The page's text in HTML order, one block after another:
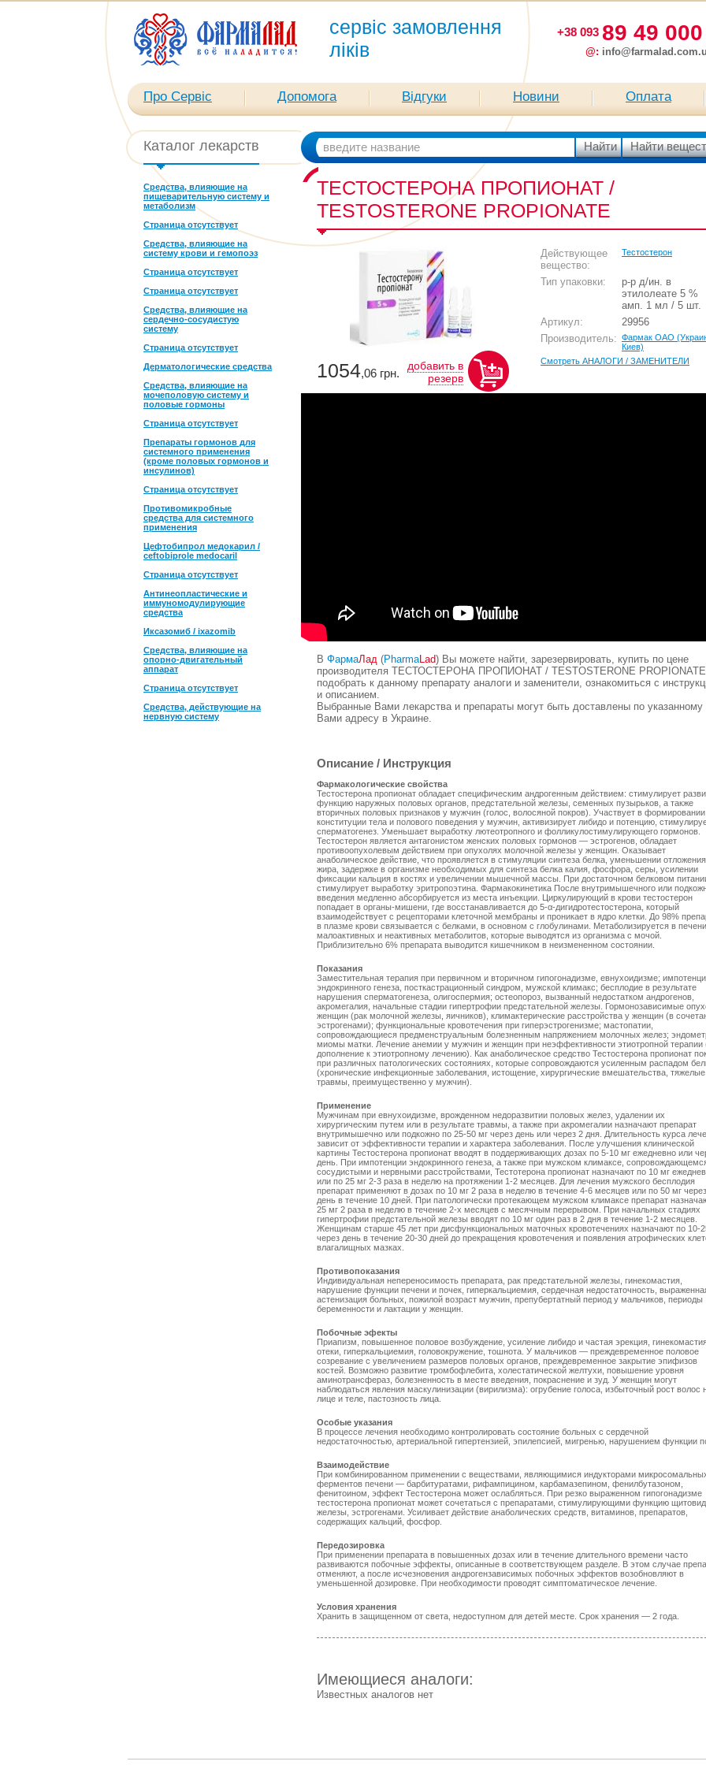
сервіс замовлення
ліків
+38 093 89 49 000
@:
Про Сервіс Допомога Відгуки Новини Оплата
Каталог лекарств
Средства, влияющие на
пищеварительную систему и
метаболизм
Страница отсутствует
Средства, влияющие на
систему крови и гемопоэз
Страница отсутствует
Страница отсутствует
Средства, влияющие на
сердечно-сосудистую
систему
Страница отсутствует
Дерматологические средства
Средства, влияющие на
мочеполовую систему и
половые гормоны
Страница отсутствует
Препараты гормонов для
системного применения
(кроме половых гормонов и
инсулинов)
Страница отсутствует
Противомикробные
средства для системного
применения
Цефтобипрол медокарил /
ceftobiprole medocaril
Страница отсутствует
Антинеопластические и
иммуномодулирующие
средства
Иксазомиб / ixazomib
Средства, влияющие на
опорно-двигательный
аппарат
Страница отсутствует
Средства, действующие на
нервную систему
ТЕСТОСТЕРОНА ПРОПИОНАТ /
TESTOSTERONE PROPIONATE
1054,06 грн.
добавить в
резерв
Действующее
вещество:
Тестостерон
Тип упаковки:
р-р д/ин. в
этилолеате 5 %
амп. 1 мл / 5 шт.
Артикул:
29956
Производитель: Фармак ОАО
Киев)
Смотреть АНАЛОГИ / ЗАМЕНИТЕЛИ
В ФармаЛад (PharmaLad) Вы можете найти, зарезервировать, купить по цене
производителя ТЕСТОСТЕРОНА ПРОПИОНАТ / TESTOSTERONE
подобрать к данному препарату аналоги и заменители, ознакомиться с
и описанием.
Выбранные Вами лекарства и препараты могут быть доставлены по указанному
Вами адресу в Украине.
Описание / Инструкция
Фармакологические свойства
Тестостерона пропионат обладает специфическим андрогенным действием: стимулирует
функцию наружных половых органов, предстательной железы, семенных пузырьков, а также
вторичных половых признаков у мужчин (голос, волосяной покров). Участвует в формировании
конституции тела и полового поведения у мужчин, активизирует либидо и потенцию,
сперматогенез. Уменьшает выработку лютеотропного и фолликулостимулирующего гормонов.
Тестостерон является антагонистом женских половых гормонов — эстрогенов, обладает
противоопухолевым действием при опухолях молочной железы у женщин. Оказывает
анаболическое действие, что проявляется в стимуляции синтеза белка, уменьшении отложения
жира, задержке в организме необходимых для синтеза белка калия, фосфора, серы, усилении
фиксации кальция в костях и увеличении мышечной массы. При достаточном белковом
стимулирует выработку эритропоэтина. Фармакокинетика После внутримышечного или
введения медленно абсорбируется из места инъекции. Циркулирующий в крови тестостерон
попадает в органы-мишени, где восстанавливается до 5-α-дигидротестостерона, который
взаимодействует с рецепторами клеточной мембраны и проникает в ядро клетки. До 98%
в плазме крови связывается с белками, в основном с глобулинами. Метаболизируется в
малоактивных и неактивных метаболитов, которые выводятся из организма с мочой.
Приблизительно 6% препарата выводится кишечником в неизмененном состоянии.
Показания
Заместительная терапия при первичном и вторичном гипогонадизме, евнухоидизме;
эндокринного генеза, посткастрационный синдром, мужской климакс; бесплодие в результате
нарушения сперматогенеза, олигоспермия; остеопороз, вызванный недостатком андрогенов,
акромегалия, начальные стадии гипертрофии предстательной железы. Гормонозависимые
женщин (рак молочной железы, яичников), климактерические расстройства у женщин (в
эстрогенами); функциональные кровотечения при гиперэстрогенизме; мастопатии,
сопровождающиеся предменструальным болезненным напряжением молочных желез;
миомы матки. Лечение анемии у мужчин и женщин при неэффективности этиотропной терапии
дополнение к этиотропному лечению). Как анаболическое средство Тестостерона пропионат
при различных патологических состояниях, которые сопровождаются усиленным распадом
(хронические инфекционные заболевания, истощение, хирургические вмешательства, тяжелые
травмы, преимущественно у мужчин).
Применение
Мужчинам при евнухоидизме, врожденном недоразвитии половых желез, удалении их
хирургическим путем или в результате травмы, а также при акромегалии назначают препарат
внутримышечно или подкожно по 25-50 мг через день или через 2 дня. Длительность курса
зависит от эффективности терапии и характера заболевания. После улучшения клинической
картины Тестостерона пропионат вводят в поддерживающих дозах по 5-10 мг ежедневно или
день. При импотенции эндокринного генеза, а также при мужском климаксе,
сосудистыми и нервными расстройствами, Тестотерона пропионат назначают по 10 мг
или по 25 мг 2-3 раза в неделю на протяжении 1-2 месяцев. Для лечения мужского бесплодия
препарат применяют в дозах по 10 мг 2 раза в неделю в течение 4-6 месяцев или по 50 мг через
день в течение 10 дней. При патологически протекающем мужском климаксе препарат
25 мг 2 раза в неделю в течение 2-х месяцев с месячным перерывом. При начальных стадиях
гипертрофии предстательной железы вводят по 10 мг один раз в 2 дня в течение 1-2 месяцев.
Женщинам старше 45 лет при дисфункциональных маточных кровотечениях назначают по 10-
через день в течение 20-30 дней до прекращения кровотечения и появления атрофических
влагалищных мазках.
Противопоказания
Индивидуальная непереносимость препарата, рак предстательной железы, гинекомастия,
нарушение функции печени и почек, гиперкальциемия, сердечная недостаточность,
астенизация больных, пожилой возраст мужчин, препубертатный период у мальчиков, периоды
беременности и лактации у женщин.
Побочные эфекты
Приапизм, повышенное половое возбуждение, усиление либидо и частая эрекция,
отеки, гиперкальциемия, головокружение, тошнота. У мальчиков — преждевременное половое
созревание с увеличением размеров половых органов, преждевременное закрытие эпифизов
костей. Возможно развитие тромбофлебита, холестатической желтухи, повышение уровня
аминотрансфераз, болезненность в месте введения, покраснение и зуд. У женщин могут
наблюдаться явления маскулинизации (вирилизма): огрубение голоса, избыточный рост волос
лице и теле, пастозность лица.
Особые указания
В процессе лечения необходимо контролировать состояние больных с сердечной
недостаточностью, артериальной гипертензией, эпилепсией, мигренью, нарушением функции
Взаимодействие
При комбинированном применении с веществами, являющимися индукторами
ферментов печени — барбитуратами, рифампицином, карбамазепином, фенилбутазоном,
фенитоином, эффект Тестостерона может ослабляться. При резко выраженном гипогонадизме
тестостерона пропионат может сочетаться с препаратами, стимулирующими функцию
железы, эстрогенами. Усиливает действие анаболических средств, витаминов, препаратов,
содержащих кальций, фосфор.
Передозировка
При применении препарата в повышенных дозах или в течение длительного времени часто
развиваются побочные эффекты, описанные в соответствующем разделе. В этом случае
отменяют, а после исчезновения андрогензависимых побочных эффектов возобновляют в
уменьшенной дозировке. При необходимости проводят симптоматическое лечение.
Условия хранения
Хранить в защищенном от света, недоступном для детей месте. Срок хранения — 2 года.
Имеющиеся аналоги:
Известных аналогов нет